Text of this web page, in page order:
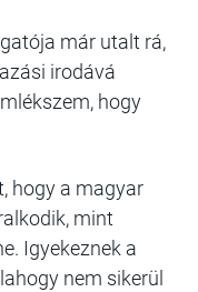
már utalt rá,
irodává
hogy
hogy a magyar
mint
Igyekeznek a
nem sikerül